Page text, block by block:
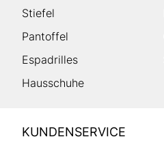
Stiefel
Pantoffel
Espadrilles
Hausschuhe
HUMANIC
KUNDENSERVICE